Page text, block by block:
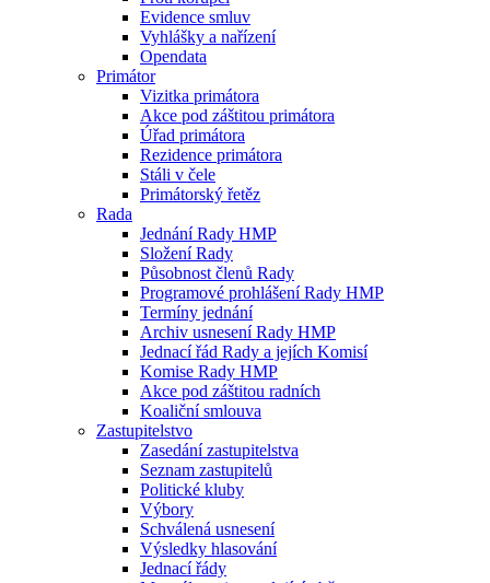
Evidence smluv
Vyhlášky a nařízení
Opendata
Primátor
Vizitka primátora
Akce pod záštitou primátora
Úřad primátora
Rezidence primátora
Stáli v čele
Primátorský řetěz
Rada
Jednání Rady HMP
Složení Rady
Působnost členů Rady
Programové prohlášení Rady HMP
Termíny jednání
Archiv usnesení Rady HMP
Jednací řád Rady a jejích Komisí
Komise Rady HMP
Akce pod záštitou radních
Koaliční smlouva
Zastupitelstvo
Zasedání zastupitelstva
Seznam zastupitelů
Politické kluby
Výbory
Schválená usnesení
Výsledky hlasování
Jednací řády